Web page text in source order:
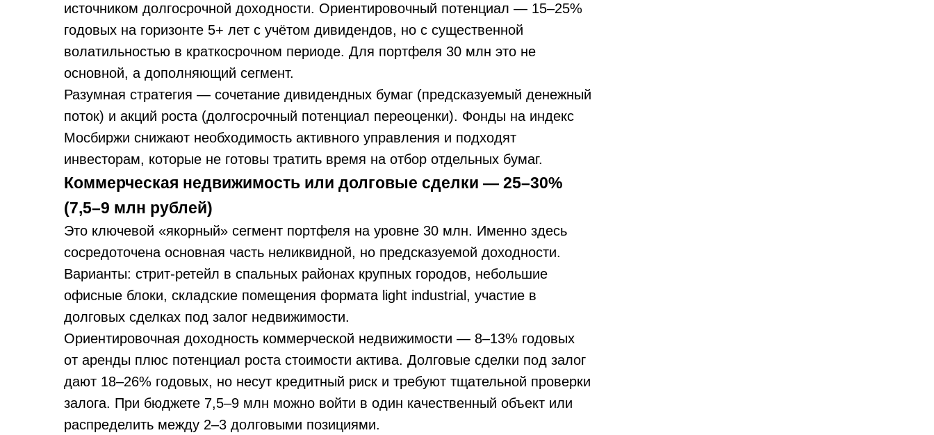
источником долгосрочной доходности. Ориентировочный потенциал — 15–25%
годовых на горизонте 5+ лет с учётом дивидендов, но с существенной
волатильностью в краткосрочном периоде. Для портфеля 30 млн это не
основной, а дополняющий сегмент.
Разумная стратегия — сочетание дивидендных бумаг (предсказуемый денежный
поток) и акций роста (долгосрочный потенциал переоценки). Фонды на индекс
Мосбиржи снижают необходимость активного управления и подходят
инвесторам, которые не готовы тратить время на отбор отдельных бумаг.
Коммерческая недвижимость или долговые сделки — 25–30%
(7,5–9 млн рублей)
Это ключевой «якорный» сегмент портфеля на уровне 30 млн. Именно здесь
сосредоточена основная часть неликвидной, но предсказуемой доходности.
Варианты: стрит-ретейл в спальных районах крупных городов, небольшие
офисные блоки, складские помещения формата light industrial, участие в
долговых сделках под залог недвижимости.
Ориентировочная доходность коммерческой недвижимости — 8–13% годовых
от аренды плюс потенциал роста стоимости актива. Долговые сделки под залог
дают 18–26% годовых, но несут кредитный риск и требуют тщательной проверки
залога. При бюджете 7,5–9 млн можно войти в один качественный объект или
распределить между 2–3 долговыми позициями.